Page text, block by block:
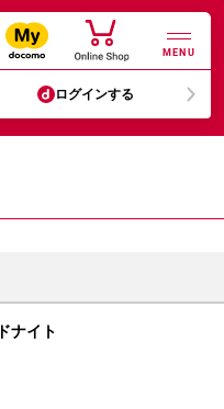
MENU
ログインする
ナイト